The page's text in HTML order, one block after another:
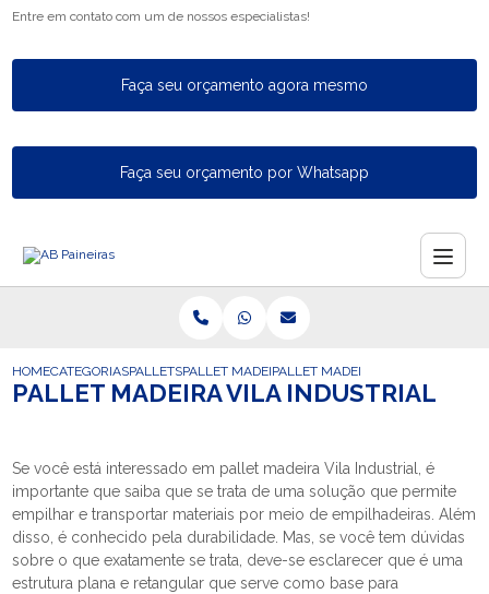
Entre em contato com um de nossos especialistas!
Faça seu orçamento agora mesmo
Faça seu orçamento por Whatsapp
HOMECATEGORIASPALLETSPALLET MADEIRAPALLET MADEIRA VILA INDUSTRIAL
PALLET MADEIRA VILA INDUSTRIAL
Se você está interessado em pallet madeira Vila Industrial, é
importante que saiba que se trata de uma solução que permite
empilhar e transportar materiais por meio de empilhadeiras. Além
disso, é conhecido pela durabilidade. Mas, se você tem dúvidas
sobre o que exatamente se trata, deve-se esclarecer que é uma
estrutura plana e retangular que serve como base para